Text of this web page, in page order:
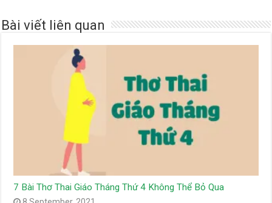
Bài viết liên quan
7 Bài Thơ Thai Giáo Tháng Thứ 4 Không Thể Bỏ Qua